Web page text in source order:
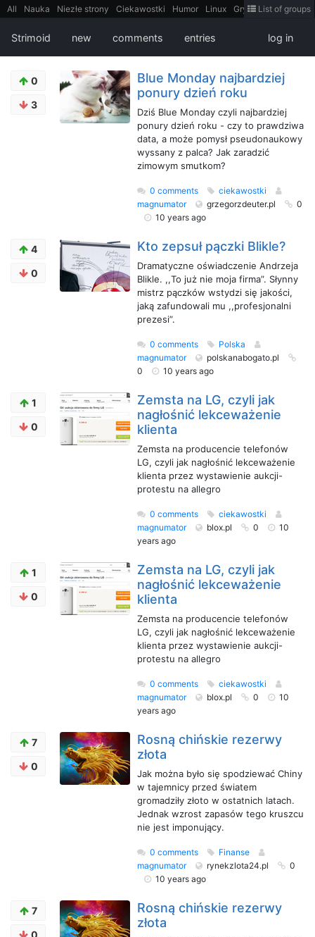
All Nauka Niezłe strony Ciekawostki Humor Linux Gry
Teh
Bezpieczeństwo
Książki Sugestie FotoHistoria
Truelolcontent
FilmyDokumentalne
gify
Cytaty Mapy Film Android itt Tradycyjne gry
List of groups
Strimoid new comments entries log in
0
3
Blue Monday najbardziej
ponury dzień roku
Dziś Blue Monday czyli najbardziej
ponury dzień roku - czy to prawdziwa
data, a może pomysł pseudonaukowy
wyssany z palca? Jak zaradzić
zimowym smutkom?
0 comments
ciekawostki
magnumator
grzegorzdeuter.pl
0
10 years ago
4
0
Kto zepsuł pączki Blikle?
Dramatyczne oświadczenie Andrzeja
Blikle. ,,To już nie moja firma”. Słynny
mistrz pączków wstydzi się jakości,
jaką zafundowali mu ,,profesjonalni
prezesi”.
0 comments
Polska
magnumator
polskanabogato.pl
0
10 years ago
1
0
Zemsta na LG, czyli jak
nagłośnić lekceważenie
klienta
Zemsta na producencie telefonów
LG, czyli jak nagłośnić lekceważenie
klienta przez wystawienie aukcji-
protestu na allegro
0 comments
ciekawostki
magnumator
blox.pl 0
10
years ago
1
0
Zemsta na LG, czyli jak
nagłośnić lekceważenie
klienta
Zemsta na producencie telefonów
LG, czyli jak nagłośnić lekceważenie
klienta przez wystawienie aukcji-
protestu na allegro
0 comments
ciekawostki
magnumator
blox.pl 0
10
years ago
7
0
Rosną chińskie rezerwy
złota
Jak można było się spodziewać Chiny
w tajemnicy przed światem
gromadziły złoto w ostatnich latach.
Jednak wzrost zapasów tego kruszcu
nie jest imponujący.
0 comments
Finanse
magnumator
rynekzlota24.pl
0
10 years ago
7
0
Rosną chińskie rezerwy
złota